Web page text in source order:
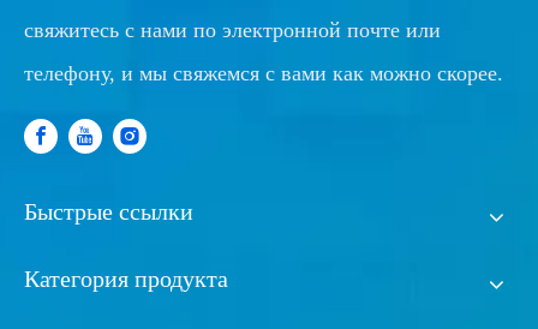
свяжитесь с нами по электронной почте или
телефону, и мы свяжемся с вами как можно скорее.
Быстрые ссылки
Категория продукта